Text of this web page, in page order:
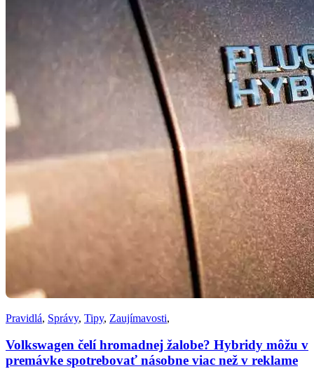
Pravidlá, Správy, Tipy, Zaujímavosti,
Volkswagen čelí hromadnej žalobe? Hybridy môžu v
premávke spotrebovať násobne viac než v reklame